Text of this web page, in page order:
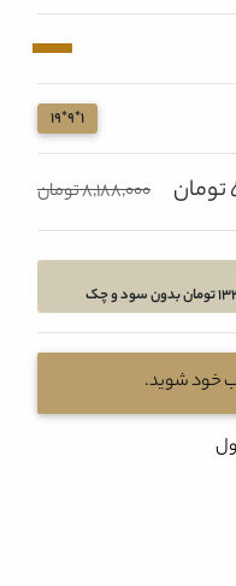
8,188,000 تومان
خود شوید.